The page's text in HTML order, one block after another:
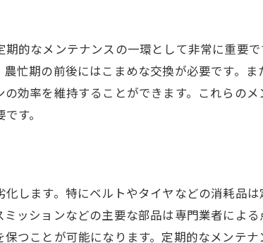
的なメンテナンスの一環として非常に重要
忙期の前後にはこまめな交換が必要です。
効率を維持することができます。これらの
す。
します。特にベルトやタイヤなどの消耗品
ッションなどの主要な部品は専門業者によ
つことが可能になります。定期的なメンテ